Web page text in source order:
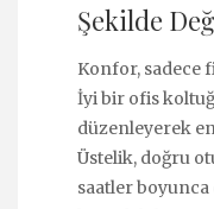
Şekilde
Konfor, sadece
İyi bir ofis
düzenleyerek
Üstelik, doğru
saatler